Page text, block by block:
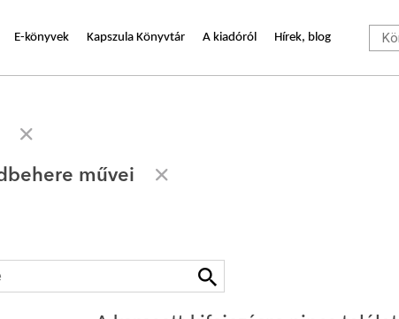
E-könyvek Kapszula Könyvtár A kiadóról Hírek, blog
művei